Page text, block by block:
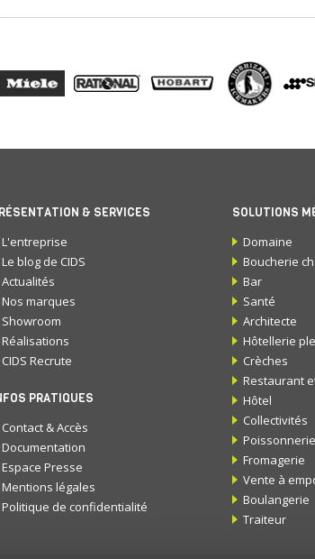
& SERVICES
L'entreprise
Le blog de CIDS
Actualités
Nos marques
Showroom
Réalisations
CIDS Recrute
PRATIQUES
Contact & Accès
Documentation
Espace Presse
Mentions légales
Politique de confidentialité
SOLUTIONS
Domaine
Boucherie
Bar
Santé
Architecte
Hôtellerie
Crèches
Restaurant
Hôtel
Collectivités
Poissonnerie
Fromagerie
Vente à
Boulangerie
Traiteur